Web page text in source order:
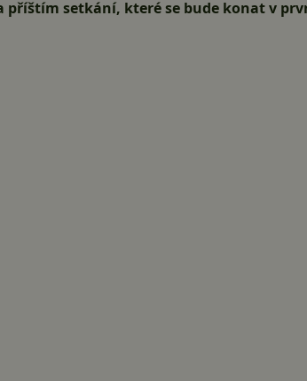
příštím setkání, které se bude konat v